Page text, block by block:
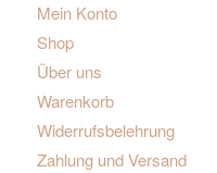
Mein Konto
Shop
Über uns
Warenkorb
Widerrufsbelehrung
Zahlung und Versand